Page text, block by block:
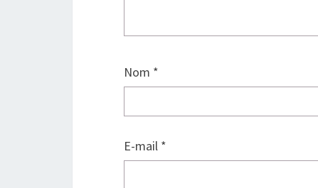
Nom *
E-mail *